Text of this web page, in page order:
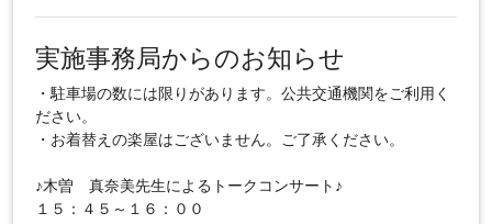
実施事務局からのお知らせ
・駐車場の数には限りがあります。公共交通機関をご利用く
ださい。
・お着替えの楽屋はございません。ご了承ください。
♪木曽 真奈美先生によるトークコンサート♪
１５：４５～１６：００